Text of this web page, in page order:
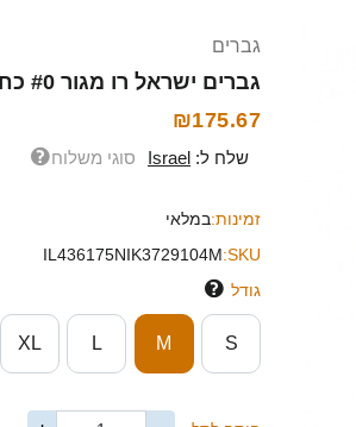
גברים
גברים ישראל רו מגור #0 כחול לבן הרחק ג'רזי 26-28 חולצה קצרה
₪175.67
שלח ל: Israel סוגי משלוח
זמינות:במלאי
SKU:
IL436175NIK3729104M
גודל
S
M
L
XL